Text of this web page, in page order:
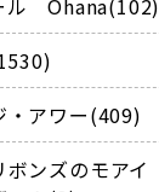
・アワー(409)
ンズのモアイ